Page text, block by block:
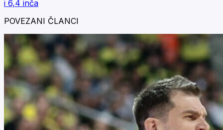
i 6,4 inča
POVEZANI ČLANCI